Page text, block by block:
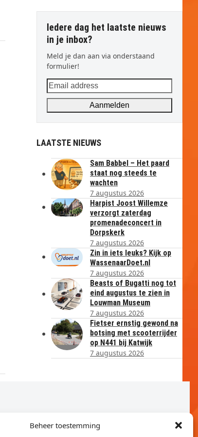
Beheer toestemming
Iedere dag het laatste nieuws
in je inbox?
Meld je dan aan via onderstaand
formulier!
Email
address
Aanmelden
LAATSTE NIEUWS
Sam Babbel – Het paard
staat nog steeds te
wachten
7 augustus 2026
Harpist Joost Willemze
verzorgt zaterdag
promenadeconcert in
Dorpskerk
7 augustus 2026
Zin in iets leuks? Kijk op
WassenaarDoet.nl
7 augustus 2026
Beasts of Bugatti nog tot
eind augustus te zien in
Louwman Museum
7 augustus 2026
Fietser ernstig gewond na
botsing met scooterrijder
op N441 bij Katwijk
7 augustus 2026